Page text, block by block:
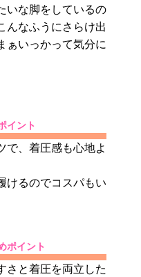
いな脚をしているの
んなふうにさらけ出
ぁいっかって気分に
イント
で、着圧感も心地よ
けるのでコスパもい
ポイント
さと着圧を両立した